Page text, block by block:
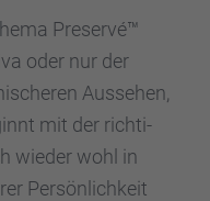
Preservé™
oder nur der
Ausse­hen,
mit der richti­
wieder wohl in
Persön­lich­keit